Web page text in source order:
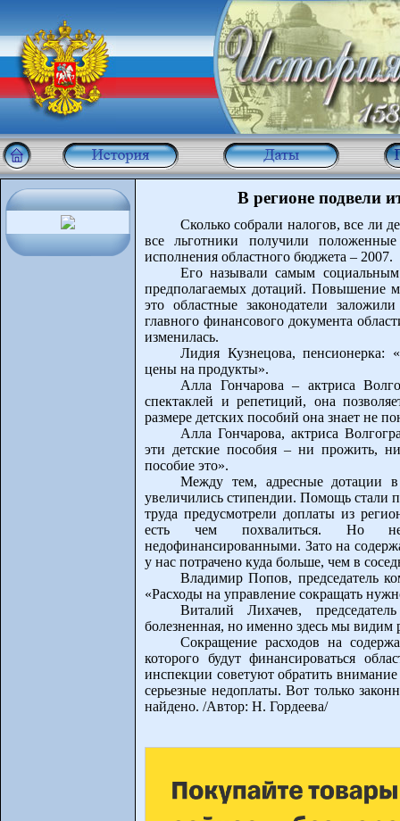
В регионе подвели
Сколько собрали налогов, все ли
все льготники получили
исполнения областного бюджета – 2007.
Его называли самым
предполагаемых дотаций. Повышение
это областные законодатели
главного финансового документа
изменилась.
Лидия Кузнецова, пенсионерка:
цены на продукты».
Алла Гончарова – актриса
спектаклей и репетиций, она
размере детских пособий она знает не
Алла Гончарова, актриса
эти детские пособия – ни прожить,
пособие это».
Между тем, адресные дотации
увеличились стипендии. Помощь стали
труда предусмотрели доплаты из
есть чем похвалиться. Но
недофинансированными. Зато на
у нас потрачено куда больше, чем в
Владимир Попов, председатель
«Расходы на управление сокращать
Виталий Лихачев,
болезненная, но именно здесь мы видим
Сокращение расходов на
которого будут финансироваться
инспекции советуют обратить
серьезные недоплаты. Вот только
найдено. /Автор: Н. Гордеева/